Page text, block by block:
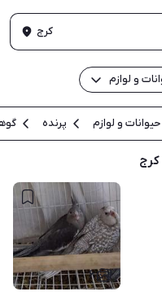
کرج
و لوازم
حیوانات و لوازم پرنده
۶